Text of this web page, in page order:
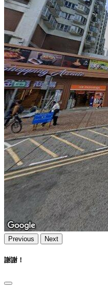
Previous Next
謝謝！